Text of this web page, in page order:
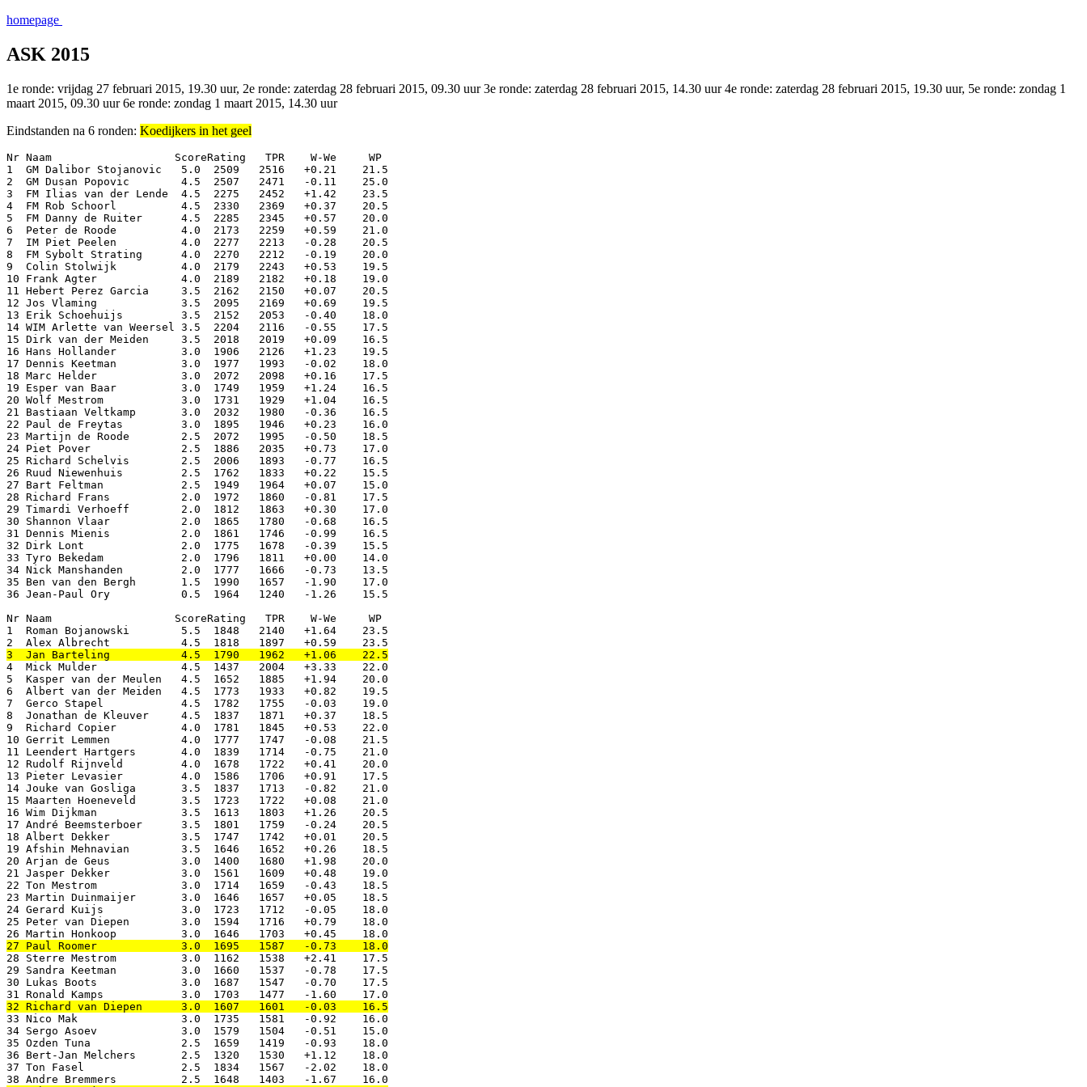
homepage
ASK 2015
1e ronde: vrijdag 27 februari 2015, 19.30 uur, 2e ronde: zaterdag 28 februari 2015, 09.30 uur 3e ronde: zaterdag 28 februari 2015, 14.30 uur 4e ronde: zaterdag 28 februari 2015, 19.30 uur, 5e ronde: zondag 1
maart 2015, 09.30 uur 6e ronde: zondag 1 maart 2015, 14.30 uur
Eindstanden na 6 ronden: Koedijkers in het geel
Nr Naam                   ScoreRating   TPR    W-We     WP
1  GM Dalibor Stojanovic   5.0  2509   2516   +0.21    21.5
2  GM Dusan Popovic        4.5  2507   2471   -0.11    25.0
3  FM Ilias van der Lende  4.5  2275   2452   +1.42    23.5
4  FM Rob Schoorl          4.5  2330   2369   +0.37    20.5
5  FM Danny de Ruiter      4.5  2285   2345   +0.57    20.0
6  Peter de Roode          4.0  2173   2259   +0.59    21.0
7  IM Piet Peelen          4.0  2277   2213   -0.28    20.5
8  FM Sybolt Strating      4.0  2270   2212   -0.19    20.0
9  Colin Stolwijk          4.0  2179   2243   +0.53    19.5
10 Frank Agter             4.0  2189   2182   +0.18    19.0
11 Hebert Perez Garcia     3.5  2162   2150   +0.07    20.5
12 Jos Vlaming             3.5  2095   2169   +0.69    19.5
13 Erik Schoehuijs         3.5  2152   2053   -0.40    18.0
14 WIM Arlette van Weersel 3.5  2204   2116   -0.55    17.5
15 Dirk van der Meiden     3.5  2018   2019   +0.09    16.5
16 Hans Hollander          3.0  1906   2126   +1.23    19.5
17 Dennis Keetman          3.0  1977   1993   -0.02    18.0
18 Marc Helder             3.0  2072   2098   +0.16    17.5
19 Esper van Baar          3.0  1749   1959   +1.24    16.5
20 Wolf Mestrom            3.0  1731   1929   +1.04    16.5
21 Bastiaan Veltkamp       3.0  2032   1980   -0.36    16.5
22 Paul de Freytas         3.0  1895   1946   +0.23    16.0
23 Martijn de Roode        2.5  2072   1995   -0.50    18.5
24 Piet Pover              2.5  1886   2035   +0.73    17.0
25 Richard Schelvis        2.5  2006   1893   -0.77    16.5
26 Ruud Niewenhuis         2.5  1762   1833   +0.22    15.5
27 Bart Feltman            2.5  1949   1964   +0.07    15.0
28 Richard Frans           2.0  1972   1860   -0.81    17.5
29 Timardi Verhoeff        2.0  1812   1863   +0.30    17.0
30 Shannon Vlaar           2.0  1865   1780   -0.68    16.5
31 Dennis Mienis           2.0  1861   1746   -0.99    16.5
32 Dirk Lont               2.0  1775   1678   -0.39    15.5
33 Tyro Bekedam            2.0  1796   1811   +0.00    14.0
34 Nick Manshanden         2.0  1777   1666   -0.73    13.5
35 Ben van den Bergh       1.5  1990   1657   -1.90    17.0
36 Jean-Paul Ory           0.5  1964   1240   -1.26    15.5
Nr Naam                   ScoreRating   TPR    W-We     WP
1  Roman Bojanowski        5.5  1848   2140   +1.64    23.5
4  Mick Mulder             4.5  1437   2004   +3.33    22.0
5  Kasper van der Meulen   4.5  1652   1885   +1.94    20.0
6  Albert van der Meiden   4.5  1773   1933   +0.82    19.5
7  Gerco Stapel            4.5  1782   1755   -0.03    19.0
8  Jonathan de Kleuver     4.5  1837   1871   +0.37    18.5
9  Richard Copier          4.0  1781   1845   +0.53    22.0
10 Gerrit Lemmen           4.0  1777   1747   -0.08    21.5
11 Leendert Hartgers       4.0  1839   1714   -0.75    21.0
12 Rudolf Rijnveld         4.0  1678   1722   +0.41    20.0
13 Pieter Levasier         4.0  1586   1706   +0.91    17.5
14 Jouke van Gosliga       3.5  1837   1713   -0.82    21.0
15 Maarten Hoeneveld       3.5  1723   1722   +0.08    21.0
16 Wim Dijkman             3.5  1613   1803   +1.26    20.5
17 André Beemsterboer      3.5  1801   1759   -0.24    20.5
18 Albert Dekker           3.5  1747   1742   +0.01    20.5
19 Afshin Mehnavian        3.5  1646   1652   +0.26    18.5
20 Arjan de Geus           3.0  1400   1680   +1.98    20.0
21 Jasper Dekker           3.0  1561   1609   +0.48    19.0
22 Ton Mestrom             3.0  1714   1659   -0.43    18.5
23 Martin Duinmaijer       3.0  1646   1657   +0.05    18.5
24 Gerard Kuijs            3.0  1723   1712   -0.05    18.0
25 Peter van Diepen        3.0  1594   1716   +0.79    18.0
28 Sterre Mestrom          3.0  1162   1538   +2.41    17.5
29 Sandra Keetman          3.0  1660   1537   -0.78    17.5
30 Lukas Boots             3.0  1687   1547   -0.70    17.5
33 Nico Mak                3.0  1735   1581   -0.92    16.0
34 Sergo Asoev             3.0  1579   1504   -0.51    15.0
35 Ozden Tuna              2.5  1659   1419   -0.93    18.0
36 Bert-Jan Melchers       2.5  1320   1530   +1.12    18.0
37 Ton Fasel               2.5  1834   1567   -2.02    18.0